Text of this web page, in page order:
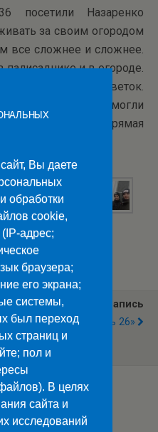
посетили Назаренко
за своим огородом
все сложнее и сложнее.
и в огороде.
цветов и сухих веток.
бодрости и помогли
о пожилых людях прямая
поколения.
Следующая Запись
«Производительность 26»
Вы даете
обработки
cookie,
адрес;
браузера;
его экрана;
системы,
был переход
страниц и
пол и
В целях
сайта и
исследований